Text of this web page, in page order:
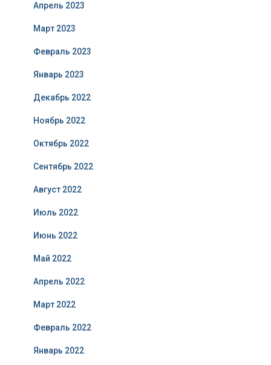
Апрель 2023
Март 2023
Февраль 2023
Январь 2023
Декабрь 2022
Ноябрь 2022
Октябрь 2022
Сентябрь 2022
Август 2022
Июль 2022
Июнь 2022
Май 2022
Апрель 2022
Март 2022
Февраль 2022
Январь 2022